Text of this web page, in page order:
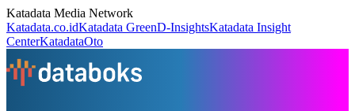
Katadata Media Network
Katadata.co.idKatadata GreenD-InsightsKatadata Insight
CenterKatadataOto